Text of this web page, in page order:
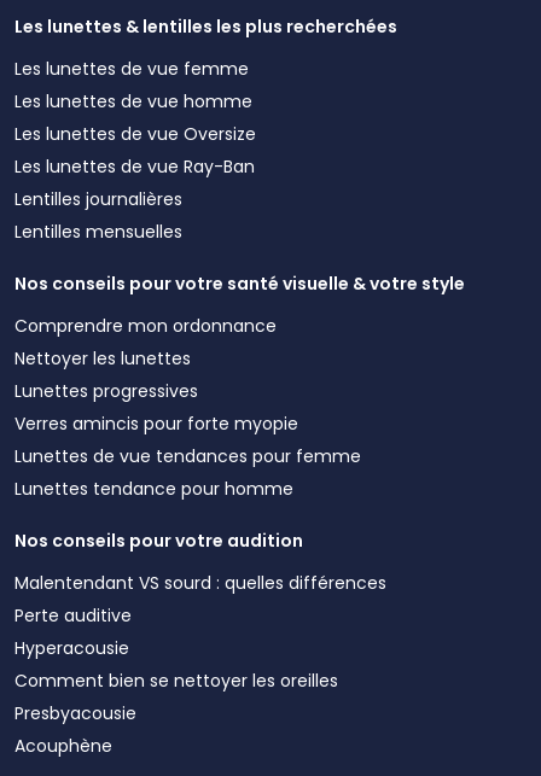
Les lunettes & lentilles les plus recherchées
Les lunettes de vue femme
Les lunettes de vue homme
Les lunettes de vue Oversize
Les lunettes de vue Ray-Ban
Lentilles journalières
Lentilles mensuelles
Nos conseils pour votre santé visuelle & votre style
Comprendre mon ordonnance
Nettoyer les lunettes
Lunettes progressives
Verres amincis pour forte myopie
Lunettes de vue tendances pour femme
Lunettes tendance pour homme
Nos conseils pour votre audition
Malentendant VS sourd : quelles différences
Perte auditive
Hyperacousie
Comment bien se nettoyer les oreilles
Presbyacousie
Acouphène